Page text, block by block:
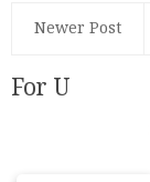
Newer Post
For U